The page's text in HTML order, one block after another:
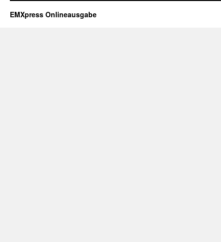
EMXpress Onlineausgabe